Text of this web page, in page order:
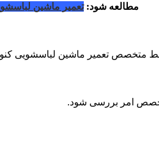
مطالعه شود:تعمیر ماشین
متخصص تعمیر ماشین لباسشویی